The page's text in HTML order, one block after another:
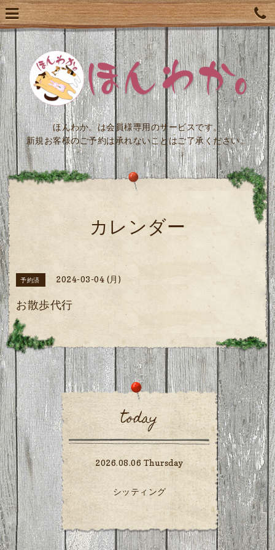
ほんわか。は会員様専用のサービスです。
新規お客様のご予約は承れないことはご了承ください。
カレンダー
予約済 2024-03-04 (月)
お散歩代行
today
2026.08.06 Thursday
シッティング